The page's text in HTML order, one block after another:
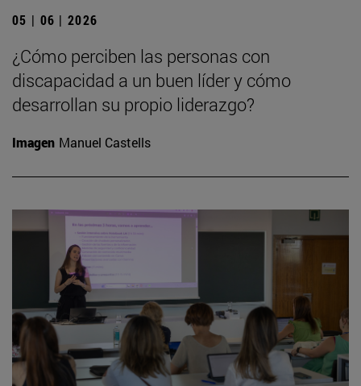
05 | 06 | 2026
¿Cómo perciben las personas con
discapacidad a un buen líder y cómo
desarrollan su propio liderazgo?
Imagen Manuel Castells